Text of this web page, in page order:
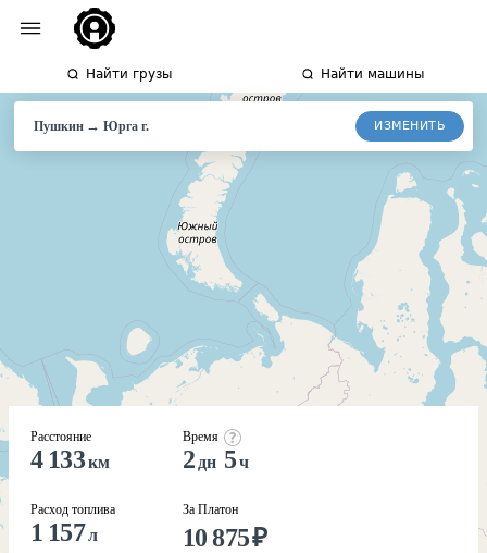
Найти грузы Найти машины
Пушкин→Юрга г. ИЗМЕНИТЬ
Расстояние
4 133км
Расход топлива
1 157л
Время
2 дн 5 ч
За Платон
10 875₽